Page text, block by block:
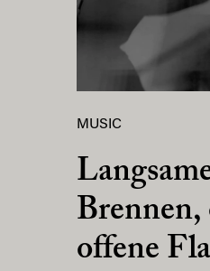
MUSIC
Brennen,
offene